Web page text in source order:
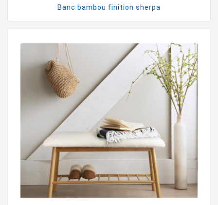
Banc bambou finition sherpa